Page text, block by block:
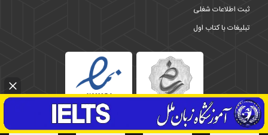
ثبت اطلاعات شغلی
تبلیغات با کتاب اول